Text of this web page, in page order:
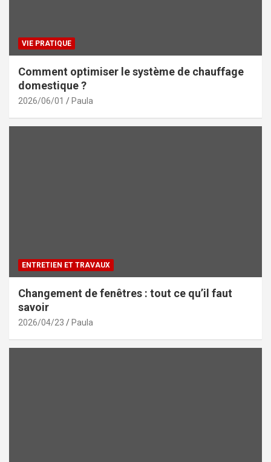
VIE PRATIQUE
Comment optimiser le système de chauffage
domestique ?
2026/06/01 Paula
ENTRETIEN ET TRAVAUX
Changement de fenêtres : tout ce qu’il faut
savoir
2026/04/23 Paula